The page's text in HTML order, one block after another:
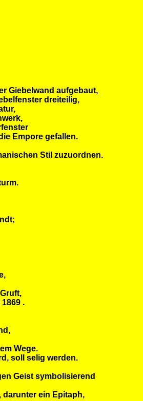
Giebelwand aufgebaut,
dreiteilig,
Empore gefallen.
Stil zuzuordnen.
.
Wege.
soll selig werden.
Geist symbolisierend
darunter ein Epitaph,